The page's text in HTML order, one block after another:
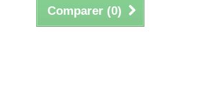
Comparer (0)